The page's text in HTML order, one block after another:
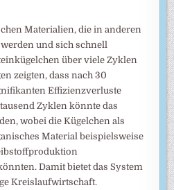
Materialien, die in anderen
und sich schnell
über viele Zyklen
zeigten, dass nach 30
Effizienzverluste
Zyklen könnte das
wobei die Kügelchen als
Material beispielsweise
Damit bietet das System
Kreislaufwirtschaft.